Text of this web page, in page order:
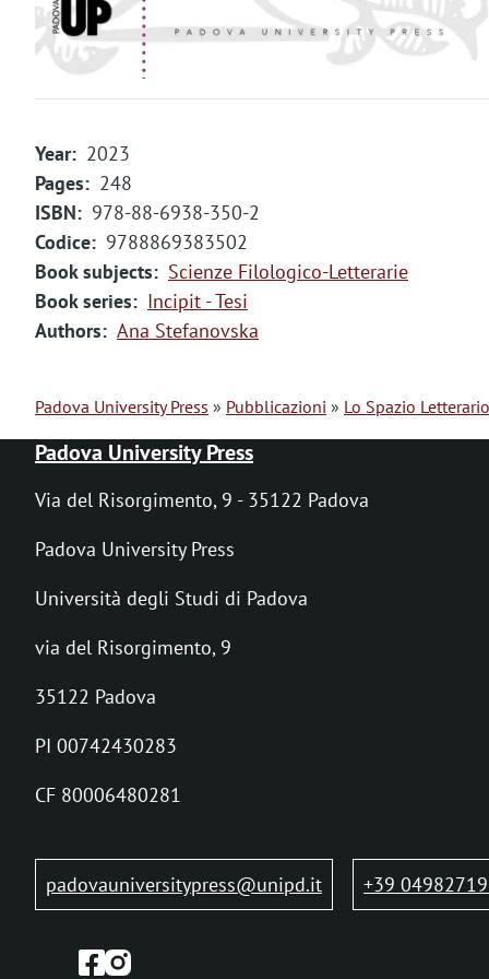
m
e
n
t
o
Year
2023
Pages
248
ISBN
978-88-6938-350-2
Codice
9788869383502
Book subjects
Scienze Filologico-Letterarie
Book series
Incipit - Tesi
Authors
Ana Stefanovska
B
r
i
o
l
e
d
p
a
Padova University Press Pubblicazioni Lo Spazio
Padova University Press
Via del Risorgimento, 9 - 35122 Padova
Padova University Press
Università degli Studi di Padova
via del Risorgimento, 9
35122 Padova
PI 00742430283
CF 80006480281
padovauniversitypress@unipd.it +39